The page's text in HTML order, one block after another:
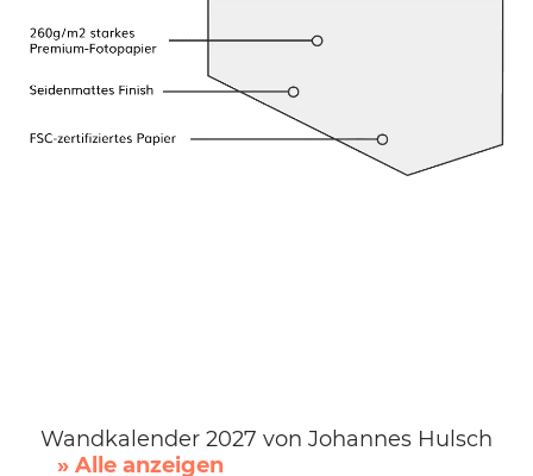
Wandkalender 2027 von Johannes Hulsch
» Alle anzeigen